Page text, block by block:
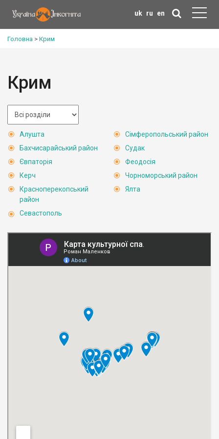
uk ru en
Головна > Крим
Крим
Алушта
Бахчисарайський район
Євпаторія
Керч
Красноперекопський
район
Севастополь
Сімферопольський район
Судак
Феодосія
Чорноморський район
Ялта